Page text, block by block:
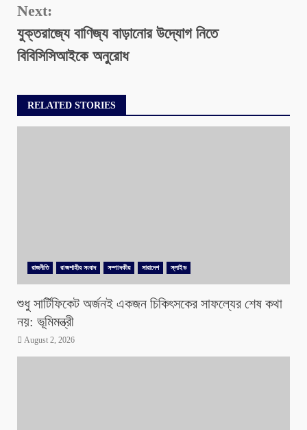
Next:
যুক্তরাজ্যে বাণিজ্য বাড়ানোর উদ্যোগ নিতে
বিবিসিসিআইকে অনুরোধ
RELATED STORIES
রাজনীতি রাজশাহীর সংবাদ সম্পাদকীয় সারাদেশ স্লাইড
শুধু সার্টিফিকেট অর্জনই একজন চিকিৎসকের সাফল্যের শেষ কথা
নয়: ভূমিমন্ত্রী
August 2, 2026